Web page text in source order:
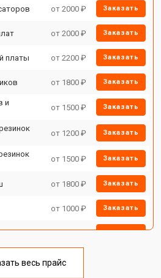
от 2000 ₽ Заказать
от 2000 ₽ Заказать
платы от 2200 ₽ Заказать
от 1800 ₽ Заказать
и
от 1500 ₽ Заказать
от 1200 ₽ Заказать
от 1500 ₽ Заказать
от 1800 ₽ Заказать
от 1000 ₽ Заказать
от 1800 ₽ Заказать
от 1200 ₽
весь прайс